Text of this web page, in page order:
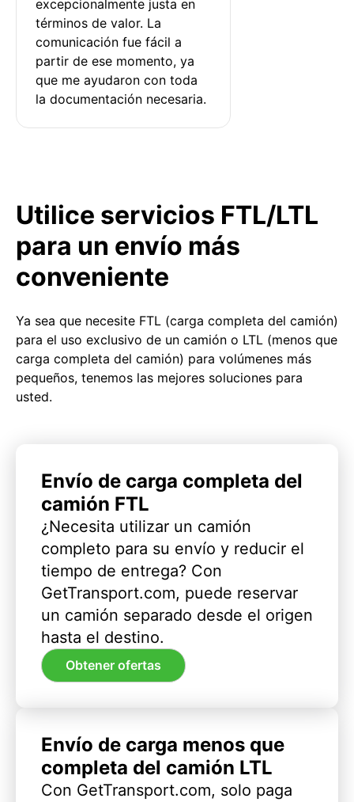
excepcionalmente justa en
términos de valor. La
comunicación fue fácil a
partir de ese momento, ya
que me ayudaron con toda
la documentación necesaria.
Utilice servicios FTL/LTL
para un envío más
conveniente
Ya sea que necesite FTL (carga completa del camión)
para el uso exclusivo de un camión o LTL (menos que
carga completa del camión) para volúmenes más
pequeños, tenemos las mejores soluciones para
usted.
Envío de carga completa del
camión FTL
¿Necesita utilizar un camión
completo para su envío y reducir el
tiempo de entrega? Con
GetTransport.com, puede reservar
un camión separado desde el origen
hasta el destino.
Obtener ofertas
Envío de carga menos que
completa del camión LTL
Con GetTransport.com, solo paga